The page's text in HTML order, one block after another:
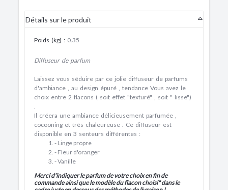
Détails sur le produit
Poids (kg) : 0.35
Diffuseur de parfum
Laissez vous séduire par ce jolie diffuseur de parfums
d'ambiance , au design épuré , tendance Vous avez le
choix entre 2 flacons ( soit effet "texturé" , soit " lisse")
.
Il créera une ambiance délicieusement parfumée ,
cocooning et très chaleureuse . Ce diffuseur est
disponible en 3 senteurs différentes :
- Linge propre
- Fleur d'oranger
- Vanille
Merci d'indiquer le parfum de votre choix en fin de
commande ainsi que le modèle du flacon choisi* dans le